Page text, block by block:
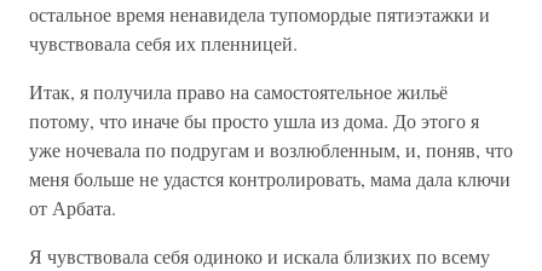
остальное время ненавидела тупомордые пятиэтажки и
чувствовала себя их пленницей.
Итак, я получила право на самостоятельное жильё
потому, что иначе бы просто ушла из дома. До этого я
уже ночевала по подругам и возлюбленным, и, поняв, что
меня больше не удастся контролировать, мама дала ключи
от Арбата.
Я чувствовала себя одиноко и искала близких по всему